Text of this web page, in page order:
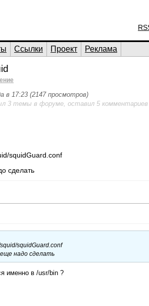
Ссылки Проект Реклама
в 17:23 (2147 просмотров)
3 темы в форуме, оставил 5 комментариев
squidGuard.conf
сделать
squidGuard.conf
надо сделать
именно в /usr/bin ?